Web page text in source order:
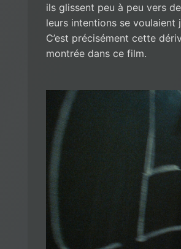
ils glissent peu à peu vers
leurs intentions se voulaient
C’est précisément cette
montrée dans ce film.